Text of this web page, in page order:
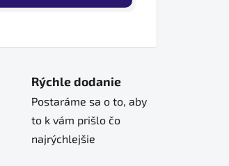
Rýchle dodanie
Postaráme sa o to, aby
to k vám prišlo čo
najrýchlejšie